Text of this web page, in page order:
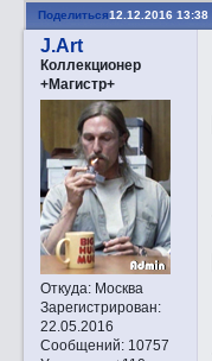
Поделиться12.12.2016 13:38
J.Art
Коллекционер
+Магистр+
Откуда:Москва
Зарегистрирован:
22.05.2016
Сообщений:10757